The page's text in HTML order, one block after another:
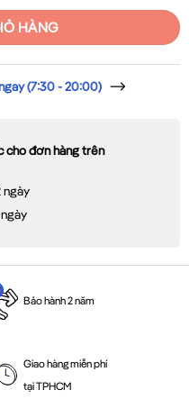
HÀNG
(7:30 - 20:00)
cho đơn hàng trên
ngày
Bảo hành 2 năm
Giao hàng miễn phí
tại TPHCM